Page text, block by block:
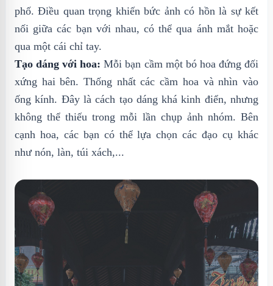
phố. Điều quan trọng khiến bức ảnh có hồn là sự kết
nối giữa các bạn với nhau, có thể qua ánh mắt hoặc
qua một cái chỉ tay.
Tạo dáng với hoa:Mỗi bạn cầm một bó hoa đứng đối
xứng hai bên. Thống nhất các cầm hoa và nhìn vào
ống kính. Đây là cách tạo dáng khá kinh điển, nhưng
không thể thiếu trong mỗi lần chụp ảnh nhóm. Bên
cạnh hoa, các bạn có thể lựa chọn các đạo cụ khác
như nón, làn, túi xách,...